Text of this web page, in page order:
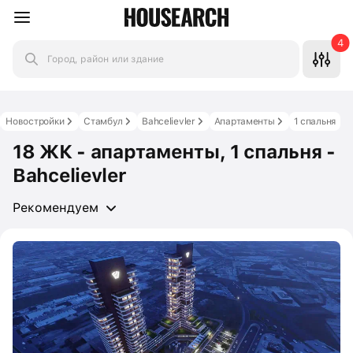
Город, район или здание
4
1 спальня
Апартаменты
Bahcelievler
Стамбул
Новостройки
18 ЖК - апартаменты, 1 спальня -
Bahcelievler
Рекомендуем